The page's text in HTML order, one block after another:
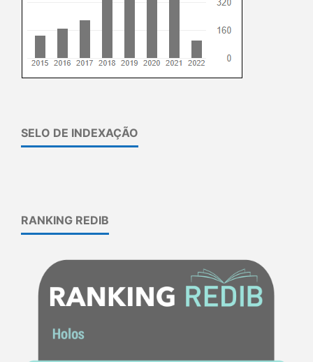
SELO DE INDEXAÇÃO
RANKING REDIB